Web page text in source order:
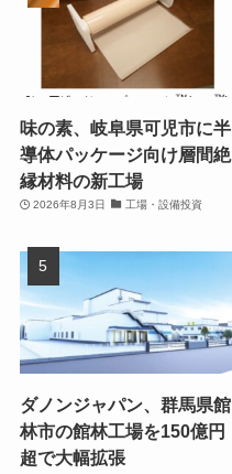
味の素、岐阜県可児市に半
導体パッケージ向け層間絶
縁材料の新工場
2026年8月3日 工場・設備投資
ダノンジャパン、群馬県館
林市の館林工場を150億円
超で大幅拡張